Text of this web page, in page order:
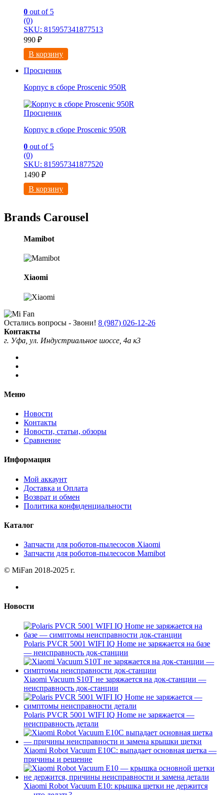
0 out of 5
(0)
SKU: 815957341877513
990 ₽
В корзину
Просценик
Корпус в сборе Proscenic 950R
Просценик
Корпус в сборе Proscenic 950R
0 out of 5
(0)
SKU: 815957341877520
1490 ₽
В корзину
Brands Carousel
Mamibot
Xiaomi
Остались вопросы - Звони! 8 (987) 026-12-26
Контакты
г. Уфа, ул. Индустриальное шоссе, 4а к3
Меню
Новости
Контакты
Новости, статьи, обзоры
Сравнение
Информация
Мой аккаунт
Доставка и Оплата
Возврат и обмен
Политика конфиденциальности
Каталог
Запчасти для роботов-пылесосов Xiaomi
Запчасти для роботов-пылесосов Mamibot
© MiFan 2018-2025 г.
Новости
Polaris PVCR 5001 WIFI IQ Home не заряжается на базе
— неисправность док-станции
Xiaomi Vacuum S10T не заряжается на док-станции —
неисправность док-станции
Polaris PVCR 5001 WIFI IQ Home не заряжается —
неисправность детали
Xiaomi Robot Vacuum E10C: выпадает основная щетка —
причины и решение
Xiaomi Robot Vacuum E10: крышка щетки не держится